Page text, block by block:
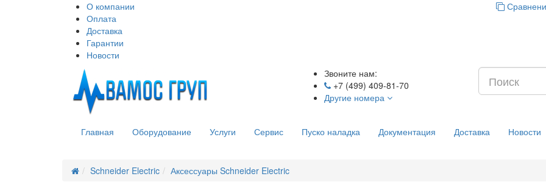
О компании
Оплата
Доставка
Гарантии
Новости
Звоните нам:
+7 (499) 409-81-70
Другие номера
Главная Оборудование Услуги Сервис Пуско наладка Документация Доставка Новости
Schneider Electric Аксессуары Schneider Electric